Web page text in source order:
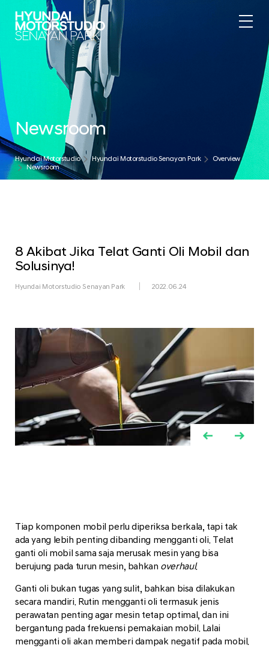
Newsroom
Hyundai Motorstudio Hyundai Motorstudio Senayan Park
Overview
Newsroom
8 Akibat Jika Telat Ganti Oli Mobil dan
Solusinya!
Hyundai Motorstudio Senayan Park 2022.06.24
Tiap komponen mobil perlu diperiksa berkala, tapi tak
ada yang lebih penting dibanding mengganti oli. Telat
ganti oli mobil sama saja merusak mesin yang bisa
berujung pada turun mesin, bahkan overhaul.
Ganti oli bukan tugas yang sulit, bahkan bisa dilakukan
secara mandiri. Rutin mengganti oli termasuk jenis
perawatan penting agar mesin tetap optimal, dan ini
bergantung pada frekuensi pemakaian mobil. Lalai
mengganti oli akan memberi dampak negatif pada mobil.